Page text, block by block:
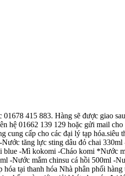
415 883. Hàng sẽ được giao
hệ 01662 139 129 hoặc gửi mail
cung cấp cho các đại lý tạp
tăng lực sting dâu đỏ chai
-Mì kokomi -Cháo komi *Nước
-Nước mắm chinsu cá hồi 500ml -
tại thanh hóa Nhà phân phối